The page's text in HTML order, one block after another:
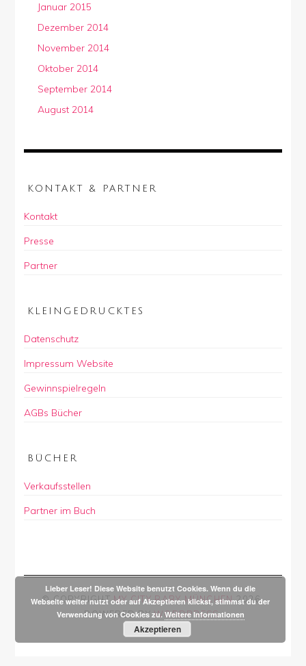
Januar 2015
Dezember 2014
November 2014
Oktober 2014
September 2014
August 2014
KONTAKT & PARTNER
Kontakt
Presse
Partner
KLEINGEDRUCKTES
Datenschutz
Impressum Website
Gewinnspielregeln
AGBs Bücher
BÜCHER
Verkaufsstellen
Partner im Buch
© COPYRIGHTMY CITY BABY MÜNCHEN 2026.
POWERED BYWORDPRESS.
Lieber Leser! Diese Website benutzt Cookies. Wenn du die
Webseite weiter nutzt oder auf Akzeptieren klickst, stimmst du der
Verwendung von Cookies zu. Weitere Informationen
Akzeptieren